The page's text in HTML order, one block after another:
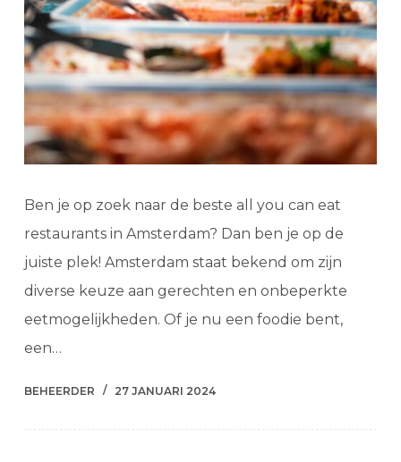
Ben je op zoek naar de beste all you can eat
restaurants in Amsterdam? Dan ben je op de
juiste plek! Amsterdam staat bekend om zijn
diverse keuze aan gerechten en onbeperkte
eetmogelijkheden. Of je nu een foodie bent,
een…
BEHEERDER 27 JANUARI 2024